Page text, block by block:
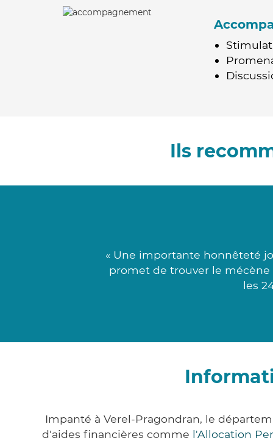
Ils
« Une importante honnêteté
promet de trouver le mécène
les
Impanté à Verel-Pragondran, le
d'aides financières comme l'Allocation